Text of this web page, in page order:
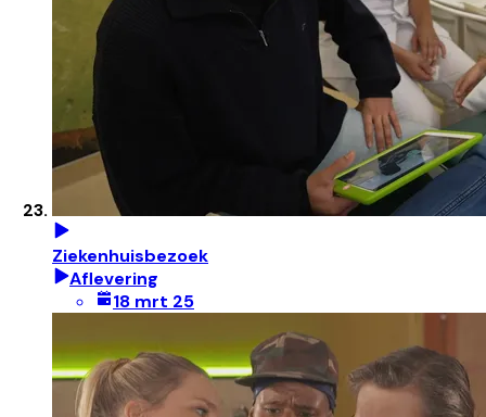
Ziekenhuisbezoek
Aflevering
18 mrt 25